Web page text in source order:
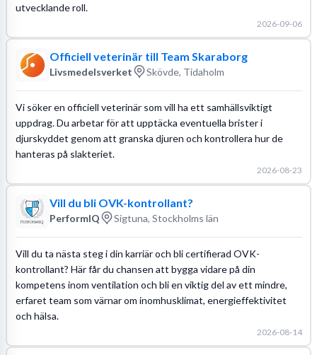
utvecklande roll.
2026-09-06
Officiell veterinär till Team Skaraborg
Livsmedelsverket Skövde, Tidaholm
Vi söker en officiell veterinär som vill ha ett samhällsviktigt
uppdrag. Du arbetar för att upptäcka eventuella brister i
djurskyddet genom att granska djuren och kontrollera hur de
hanteras på slakteriet.
2026-08-23
Vill du bli OVK-kontrollant?
PerformIQ Sigtuna, Stockholms län
Vill du ta nästa steg i din karriär och bli certifierad OVK-
kontrollant? Här får du chansen att bygga vidare på din
kompetens inom ventilation och bli en viktig del av ett mindre,
erfaret team som värnar om inomhusklimat, energieffektivitet
och hälsa.
2026-08-14